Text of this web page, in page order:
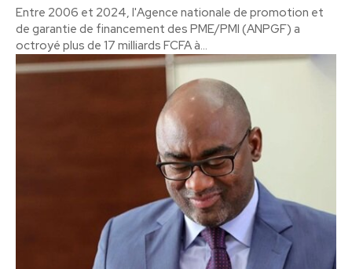
Entre 2006 et 2024, l'Agence nationale de promotion et
de garantie de financement des PME/PMI (ANPGF) a
octroyé plus de 17 milliards FCFA à...